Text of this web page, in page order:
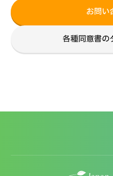
お問い
各種同意書の